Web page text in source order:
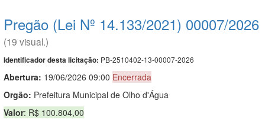
Pregão (Lei Nº 14.133/2021) 00007/2026
(19 visual.)
Identificador desta licitação: PB-2510402-13-00007-2026
Abertura: 19/06/2026 09:00 Encerrada
Orgão: Prefeitura Municipal de Olho d'Água
Valor: R$ 100.804,00